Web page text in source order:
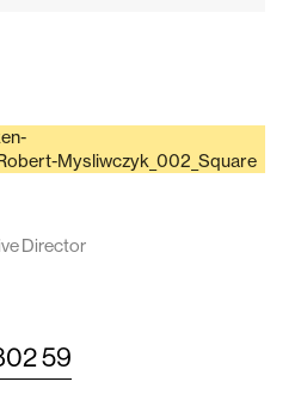
Director
59